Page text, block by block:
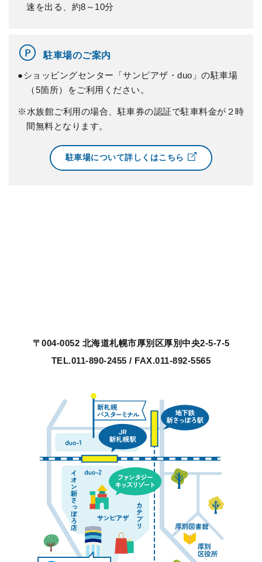
速を出る、約8～10分
駐車場のご案内
●ショッピングセンター「サンピアザ・duo」の駐車場
（5箇所）をご利用ください。
※水族館ご利用の場合、駐車券の認証で駐車料金が２時
間無料となります。
駐車場について詳しくはこちら
〒004-0052 北海道札幌市厚別区厚別中央2-5-7-5
TEL.011-890-2455 / FAX.011-892-5565